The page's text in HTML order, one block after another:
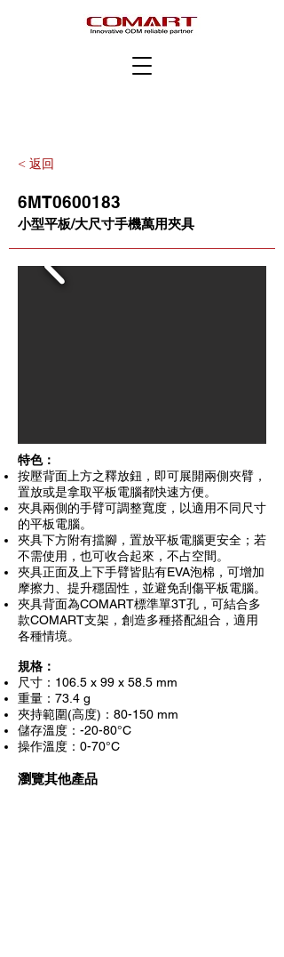
< 返回
6MT0600183
小型平板/大尺寸手機萬用夾具
特色：
按壓背面上方之釋放鈕，即可展開兩側夾臂，
置放或是拿取平板電腦都快速方便。
夾具兩側的手臂可調整寬度，以適用不同尺寸
的平板電腦。
夾具下方附有擋腳，置放平板電腦更安全；若
不需使用，也可收合起來，不占空間。
夾具正面及上下手臂皆貼有EVA泡棉，可增加
摩擦力、提升穩固性，並避免刮傷平板電腦。
夾具背面為COMART標準單3T孔，可結合多
款COMART支架，創造多種搭配組合，適用
各種情境。
規格：
尺寸：106.5 x 99 x 58.5 mm
重量：73.4 g
夾持範圍(高度)：80-150 mm
儲存溫度：-20-80°C
操作溫度：0-70°C
​瀏覽其他產品